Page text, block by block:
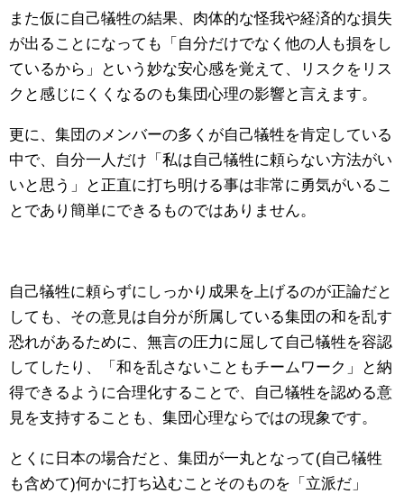
また仮に自己犠牲の結果、肉体的な怪我や経済的な損失
が出ることになっても「自分だけでなく他の人も損をし
ているから」という妙な安心感を覚えて、リスクをリス
クと感じにくくなるのも集団心理の影響と言えます。
更に、集団のメンバーの多くが自己犠牲を肯定している
中で、自分一人だけ「私は自己犠牲に頼らない方法がい
いと思う」と正直に打ち明ける事は非常に勇気がいるこ
とであり簡単にできるものではありません。
自己犠牲に頼らずにしっかり成果を上げるのが正論だと
しても、その意見は自分が所属している集団の和を乱す
恐れがあるために、無言の圧力に屈して自己犠牲を容認
してしたり、「和を乱さないこともチームワーク」と納
得できるように合理化することで、自己犠牲を認める意
見を支持することも、集団心理ならではの現象です。
とくに日本の場合だと、集団が一丸となって(自己犠牲
も含めて)何かに打ち込むことそのものを「立派だ」